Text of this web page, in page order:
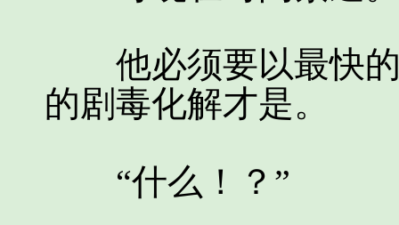
他必须要以最快的
的剧毒化解才是。
“什么！？”